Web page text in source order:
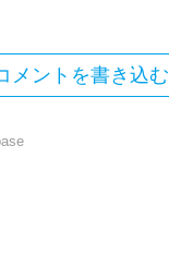
メントを書き込む